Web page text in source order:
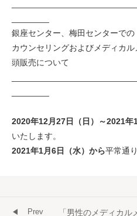
銀座センター、梅田センターでの
カウンセリングおよびメディカ
頭販売について
2020年12月27日（日）～2021年1
いたします。
2021年1月6日（水）から平常通
「男性のメディカ
Prev